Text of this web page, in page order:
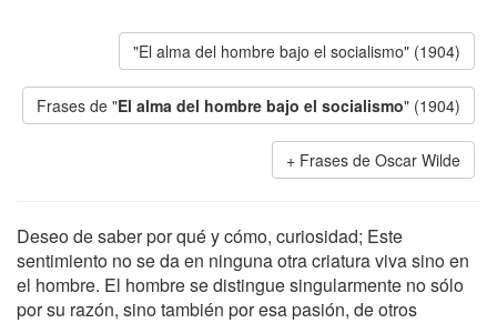
"El alma del hombre bajo el socialismo" (1904)
Frases de "El alma del hombre bajo el socialismo" (1904)
Frases de Oscar Wilde
Deseo de saber por qué y cómo, curiosidad; Este
sentimiento no se da en ninguna otra criatura viva sino en
el hombre. El hombre se distingue singularmente no sólo
por su razón, sino también por esa pasión, de otros